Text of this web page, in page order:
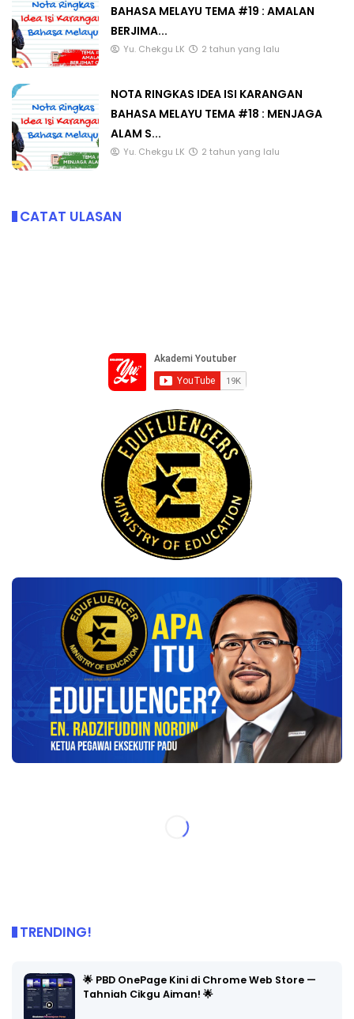
BAHASA MELAYU TEMA #19 : AMALAN
BERJIMA...
Yu. Chekgu LK 2 tahun yang lalu
NOTA RINGKAS IDEA ISI KARANGAN
BAHASA MELAYU TEMA #18 : MENJAGA
ALAM S...
Yu. Chekgu LK 2 tahun yang lalu
CATAT ULASAN
TRENDING!
🌟 PBD OnePage Kini di Chrome Web Store —
Tahniah Cikgu Aiman! 🌟